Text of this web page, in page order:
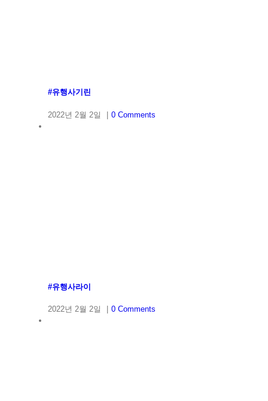
#유행사기린
2022년 2월 2일 | 0 Comments
#유행사라이
2022년 2월 2일 0 Comments